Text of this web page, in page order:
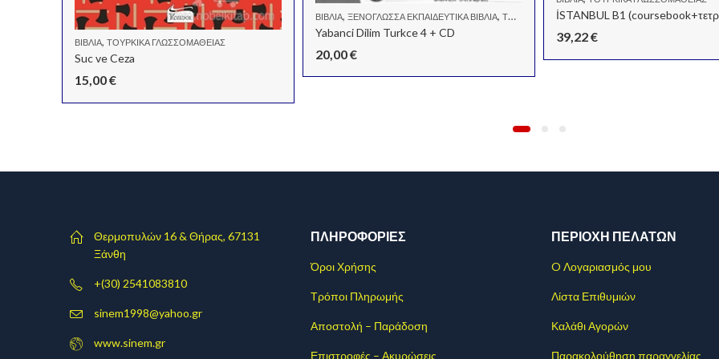
ΒΙΒΛΊΑ, ΤΟΥΡΚΙΚΆ ΓΛΩΣΣΟΜΆΘΕΙΑΣ
Suc ve Ceza
15,00€
ΒΙΒΛΊΑ, ΞΕΝΌΓΛΩΣΣΑ ΕΚΠΑΙΔΕΥΤΙΚΆ ΒΙΒΛΊΑ, ΤΟΥΡΚΙΚΆ ΓΛΩΣΣΟΜΆΘΕΙΑΣ
Yabanci Dilim Turkce 4 + CD
20,00€
39,22€
Θερμοπυλών 16 & Θήρας, 67131
Ξάνθη
+(30) 2541083810
sinem1998@yahoo.gr
www.sinem.gr
ΠΛΗΡΟΦΟΡΊΕΣ
Όροι Χρήσης
Τρόποι Πληρωμής
Αποστολή – Παράδοση
Επιστροφές – Ακυρώσεις
ΠΕΡΙΟΧΗ ΠΕΛΑΤΩΝ
O Λογαριασμός μου
Λίστα Επιθυμιών
Καλάθι Αγορών
Παρακολούθηση παραγγελίας